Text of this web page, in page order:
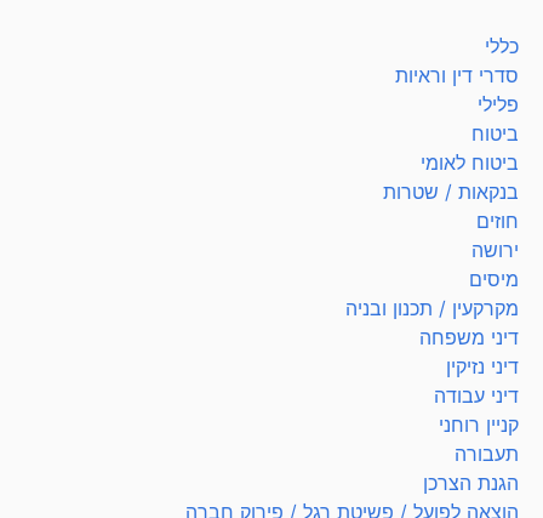
כללי
סדרי דין וראיות
פלילי
ביטוח
ביטוח לאומי
בנקאות / שטרות
חוזים
ירושה
מיסים
מקרקעין / תכנון ובניה
דיני משפחה
דיני נזיקין
דיני עבודה
קניין רוחני
תעבורה
הגנת הצרכן
הוצאה לפועל / פשיטת רגל / פירוק חברה